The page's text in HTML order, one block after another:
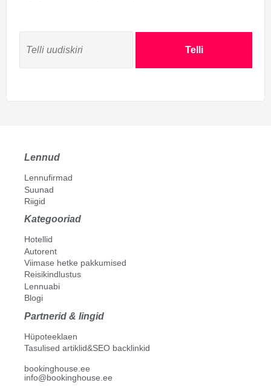
Telli
Lennud
Lennufirmad
Suunad
Riigid
Kategooriad
Hotellid
Autorent
Viimase hetke pakkumised
Reisikindlustus
Lennuabi
Blogi
Partnerid & lingid
Hüpoteeklaen
Tasulised artiklid&SEO backlinkid
bookinghouse.ee
info@bookinghouse.ee